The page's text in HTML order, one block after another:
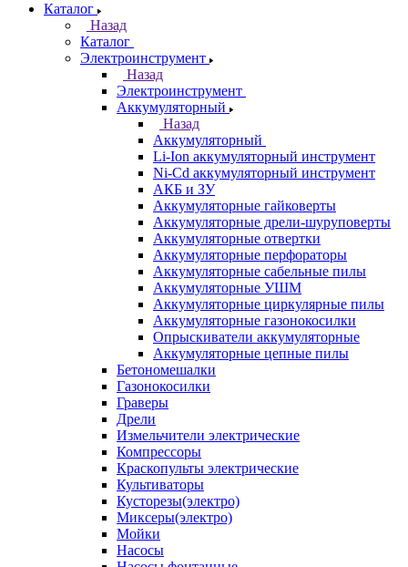
Каталог
Назад
Каталог
Электроинструмент
Назад
Электроинструмент
Аккумуляторный
Назад
Аккумуляторный
Li-Ion аккумуляторный инструмент
Ni-Cd аккумуляторный инструмент
АКБ и ЗУ
Аккумуляторные гайковерты
Аккумуляторные дрели-шуруповерты
Аккумуляторные отвертки
Аккумуляторные перфораторы
Аккумуляторные сабельные пилы
Аккумуляторные УШМ
Аккумуляторные циркулярные пилы
Аккумуляторные газонокосилки
Опрыскиватели аккумуляторные
Аккумуляторные цепные пилы
Бетономешалки
Газонокосилки
Граверы
Дрели
Измельчители электрические
Компрессоры
Краскопульты электрические
Культиваторы
Кусторезы(электро)
Миксеры(электро)
Мойки
Насосы